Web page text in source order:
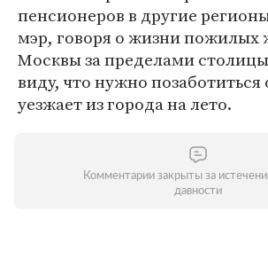
пенсионеров в другие
мэр, говоря о жизни пожилых
Москвы за пределами
виду, что нужно позаботиться
уезжает из города на лето.
Комментарии закрыты за
давности